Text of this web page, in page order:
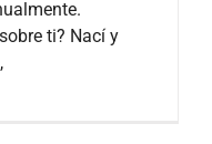
ti? Nací y